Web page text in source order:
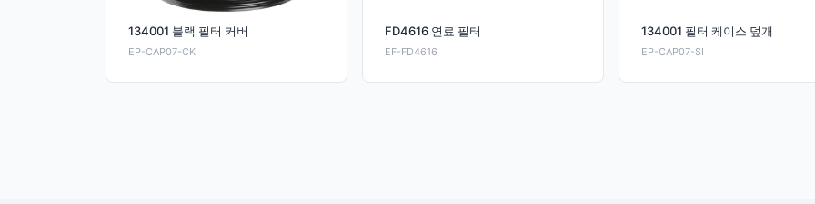
134001 블랙 필터 커버
EP-CAP07-CK
FD4616 연료 필터
EF-FD4616
134001 필터 케이스 덮개
EP-CAP07-SI